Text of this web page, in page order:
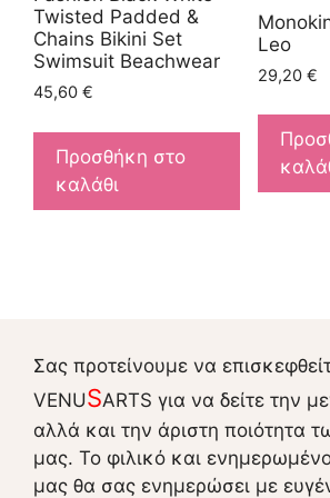
Twisted Padded &
Chains Bikini Set
Swimsuit Beachwear
45,60 €
Προσθήκη στο
καλάθι
Leo
29,20 €
Σας προτείνουμε να
VENUSARTS για να δείτε την
αλλά και την άριστη ποιότητα
μας. Το φιλικό και
μας θα σας ενημερώσει με